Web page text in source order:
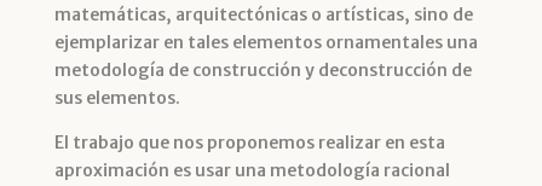
matemáticas, arquitectónicas o artísticas, sino de
ejemplarizar en tales elementos ornamentales una
metodología de construcción y deconstrucción de
sus elementos.
El trabajo que nos proponemos realizar en esta
aproximación es usar una metodología racional